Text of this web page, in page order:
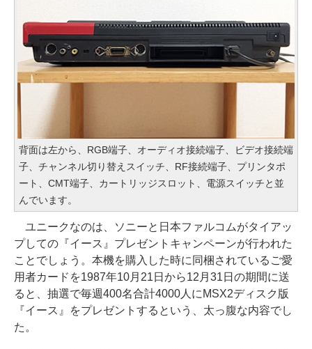
背面は左から、RGB端子、オーディオ接続端子、ビデオ接続端
子、チャンネル切り替えスイッチ、RF接続端子、プリンタポ
ート、CMT端子、カートリッジスロット、電源スイッチと並
んでいます。
ユニークなのは、ソニーと日本ファルコムがタイアッ
プしての『イース』プレゼントキャンペーンが行われた
ことでしょう。本機を購入した時に同梱されているご愛
用者カードを1987年10月21日から12月31日の期間に送
ると、抽選で毎週400名合計4000人にMSX2ディスク版
『イース』をプレゼントするという、太っ腹な内容でし
た。